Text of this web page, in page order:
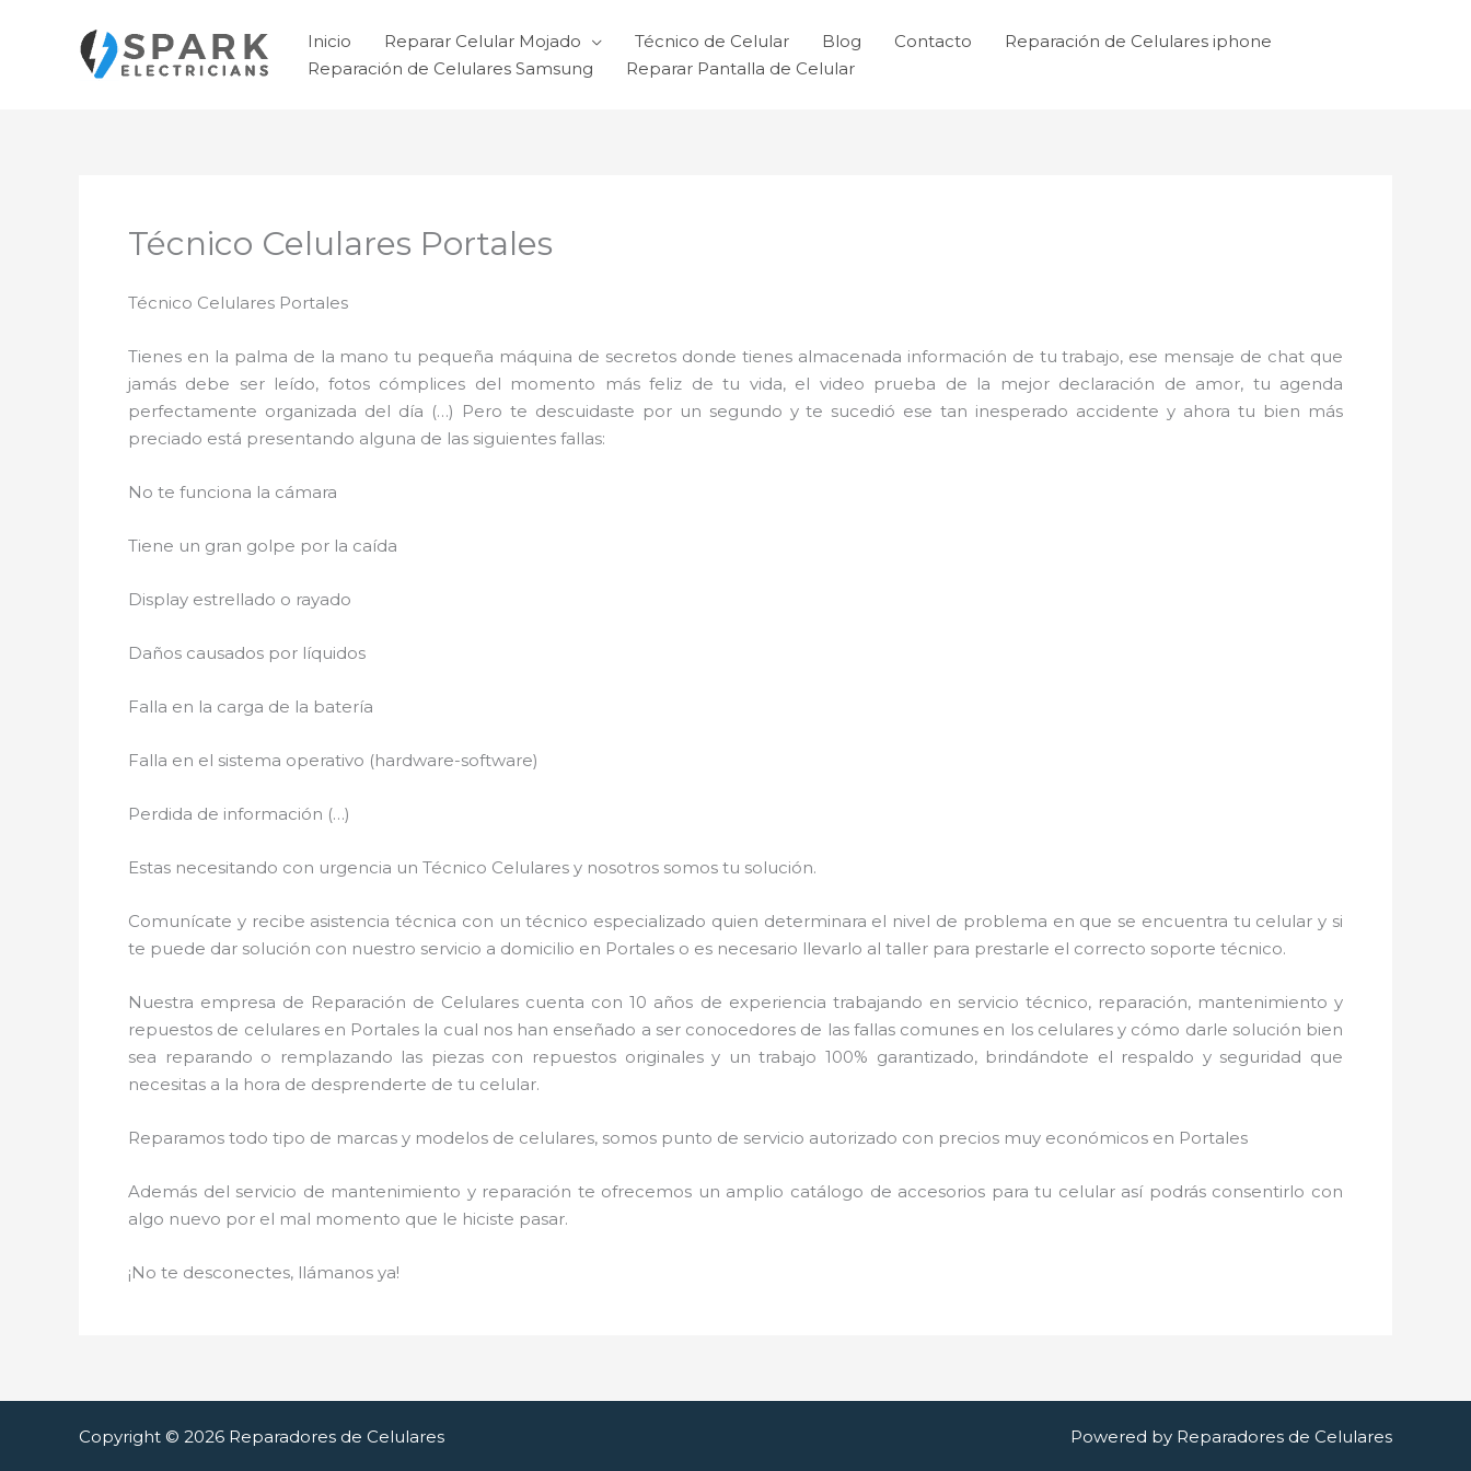
contenido
Inicio Reparar Celular Mojado Técnico de Celular Blog Contacto
Reparación de Celulares iphone
Reparación de Celulares Samsung
Reparar Pantalla de Celular
Técnico Celulares Portales
Técnico Celulares Portales
Tienes en la palma de la mano tu pequeña máquina de secretos donde tienes almacenada información de tu trabajo, ese mensaje de chat que
jamás debe ser leído, fotos cómplices del momento más feliz de tu vida, el video prueba de la mejor declaración de amor, tu agenda
perfectamente organizada del día (…) Pero te descuidaste por un segundo y te sucedió ese tan inesperado accidente y ahora tu bien más
preciado está presentando alguna de las siguientes fallas:
No te funciona la cámara
Tiene un gran golpe por la caída
Display estrellado o rayado
Daños causados por líquidos
Falla en la carga de la batería
Falla en el sistema operativo (hardware-software)
Perdida de información (…)
Estas necesitando con urgencia un Técnico Celulares y nosotros somos tu solución.
Comunícate y recibe asistencia técnica con un técnico especializado quien determinara el nivel de problema en que se encuentra tu celular y si
te puede dar solución con nuestro servicio a domicilio en Portales o es necesario llevarlo al taller para prestarle el correcto soporte técnico.
Nuestra empresa de Reparación de Celulares cuenta con 10 años de experiencia trabajando en servicio técnico, reparación, mantenimiento y
repuestos de celulares en Portales la cual nos han enseñado a ser conocedores de las fallas comunes en los celulares y cómo darle solución bien
sea reparando o remplazando las piezas con repuestos originales y un trabajo 100% garantizado, brindándote el respaldo y seguridad que
necesitas a la hora de desprenderte de tu celular.
Reparamos todo tipo de marcas y modelos de celulares, somos punto de servicio autorizado con precios muy económicos en Portales
Además del servicio de mantenimiento y reparación te ofrecemos un amplio catálogo de accesorios para tu celular así podrás consentirlo con
algo nuevo por el mal momento que le hiciste pasar.
¡No te desconectes, llámanos ya!
Copyright © 2026 Reparadores de Celulares Powered by Reparadores de Celulares